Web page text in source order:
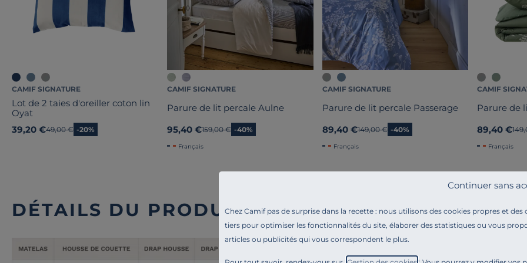
Chez Camif pas de surprise dans la recette : nous utilisons des cookies propres et des
tiers pour optimiser les fonctionnalités du site, élaborer des statistiques ou vous
articles ou publicités qui vous correspondent le plus.
Continuer sans
CAMIF SIGNATURE
Lot de 2 taies d'oreiller coton lin
Oyat
39,20 €Ancien prix
49,00 € -20%
CAMIF SIGNATURE
Parure de lit percale Aulne
95,40 €Ancien prix
159,00 € -40%
Français
CAMIF SIGNATURE
Parure de lit percale Passerage
89,40 €Ancien prix
149,00 € -40%
Français
CAMIF
Parure de
89,40 €
Français
DÉTAILS DU PRODUIT
Référence : 100391954158
Vous souhaitez réveiller vos souvenirs d’été en bord